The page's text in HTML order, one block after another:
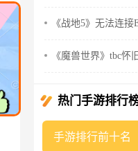
《战地5》无法连
《魔兽世界》tbc怀
热门手游排行
手游排行前十名